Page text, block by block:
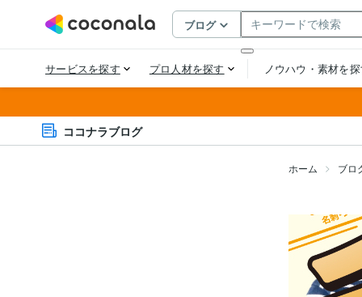
ココナラブログ
ホーム ブロ